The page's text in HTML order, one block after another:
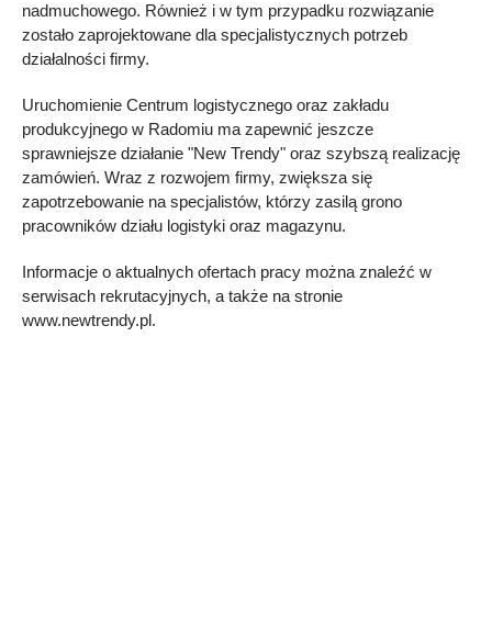
nadmuchowego. Również i w tym przypadku rozwiązanie
zostało zaprojektowane dla specjalistycznych potrzeb
działalności firmy.
Uruchomienie Centrum logistycznego oraz zakładu
produkcyjnego w Radomiu ma zapewnić jeszcze
sprawniejsze działanie "New Trendy" oraz szybszą realizację
zamówień. Wraz z rozwojem firmy, zwiększa się
zapotrzebowanie na specjalistów, którzy zasilą grono
pracowników działu logistyki oraz magazynu.
Informacje o aktualnych ofertach pracy można znaleźć w
serwisach rekrutacyjnych, a także na stronie
www.newtrendy.pl.